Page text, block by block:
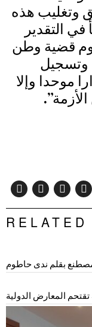
وتغليب هذه
التقدير
قضية وطن
وتسجيل
موحدا وإلا
RELATED
بقلم ندى حاطوم